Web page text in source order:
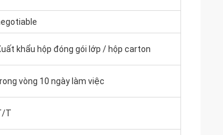
khẩu hộp đóng gói lớp / hộp carton
vòng 10 ngày làm việc
T